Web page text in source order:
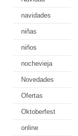
navidades
niñas
niños
nochevieja
Novedades
Ofertas
Oktoberfest
online